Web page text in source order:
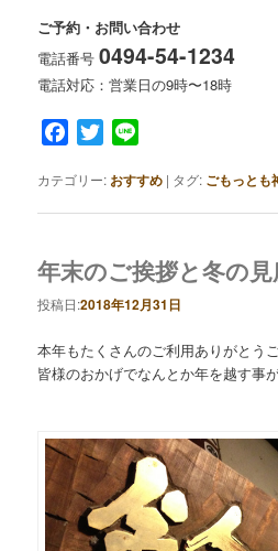
ご予約・お問い合わせ
電話番号0494-54-1234
電話対応：営業日の9時〜18時
Facebook
Twitter
カテゴリー: おすすめ | タグ: ごもっとも
年末のご挨拶と冬の
投稿日:2018年12月31日
本年もたくさんのご利用ありがとう
皆様のおかげでなんとか年を越す事